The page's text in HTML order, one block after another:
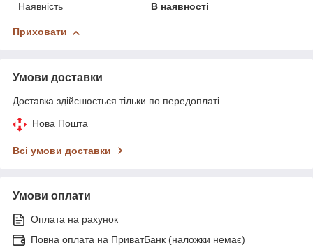
Наявність
В наявності
Приховати
Умови доставки
Доставка здійснюється тільки по передоплаті.
Нова Пошта
Всі умови доставки
Умови оплати
Оплата на рахунок
Повна оплата на ПриватБанк (наложки немає)